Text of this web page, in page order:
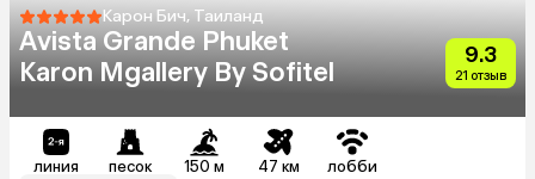
Карон Бич, Таиланд
Avista Grande Phuket
Karon Mgallery By Sofitel
9.3
21 отзыв
линия песок 150 м 47 км лобби